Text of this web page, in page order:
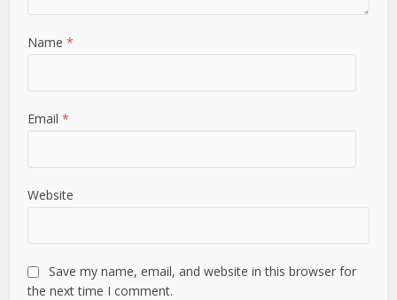
Name*
Email*
Website
Save my name, email, and website in this browser for
the next time I comment.